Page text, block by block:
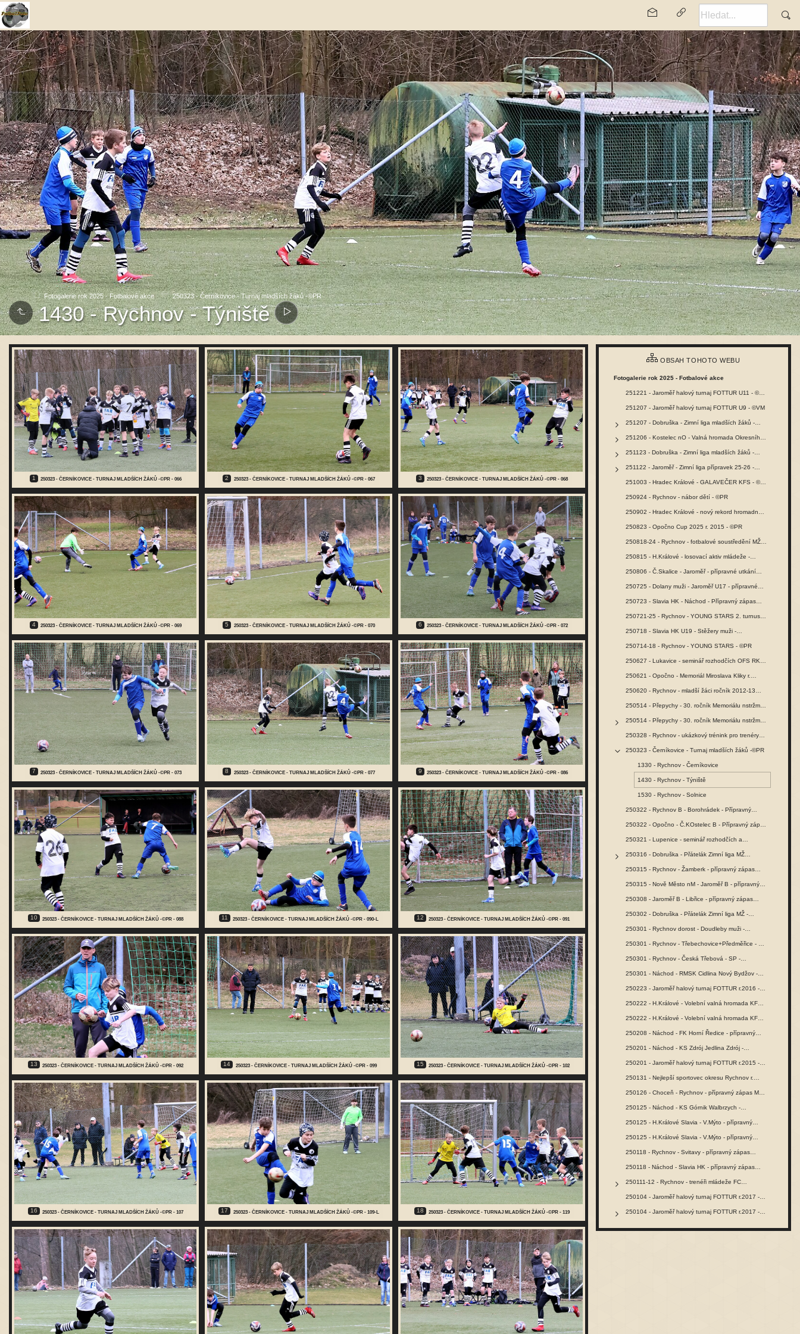
Fotogalerie rok 2025 - Fotbalové akce 250323 - Černíkovice - Turnaj mladších žáků -©PR
1430 - Rychnov - Týniště
1 250323 - ČERNÍKOVICE - TURNAJ MLADŠÍCH ŽÁKŮ -©PR - 066 2 250323 - ČERNÍKOVICE - TURNAJ MLADŠÍCH ŽÁKŮ -©PR - 067 3 250323 - ČERNÍKOVICE - TURNAJ MLADŠÍCH ŽÁKŮ -©PR - 068
4 250323 - ČERNÍKOVICE - TURNAJ MLADŠÍCH ŽÁKŮ -©PR - 069 5 250323 - ČERNÍKOVICE - TURNAJ MLADŠÍCH ŽÁKŮ -©PR - 070 6 250323 - ČERNÍKOVICE - TURNAJ MLADŠÍCH ŽÁKŮ -©PR - 072
7 250323 - ČERNÍKOVICE - TURNAJ MLADŠÍCH ŽÁKŮ -©PR - 073 8 250323 - ČERNÍKOVICE - TURNAJ MLADŠÍCH ŽÁKŮ -©PR - 077 9 250323 - ČERNÍKOVICE - TURNAJ MLADŠÍCH ŽÁKŮ -©PR - 086
10 250323 - ČERNÍKOVICE - TURNAJ MLADŠÍCH ŽÁKŮ -©PR - 088 11 250323 - ČERNÍKOVICE - TURNAJ MLADŠÍCH ŽÁKŮ -©PR - 090-L 12 250323 - ČERNÍKOVICE - TURNAJ MLADŠÍCH ŽÁKŮ -©PR - 091
13 250323 - ČERNÍKOVICE - TURNAJ MLADŠÍCH ŽÁKŮ -©PR - 092 14 250323 - ČERNÍKOVICE - TURNAJ MLADŠÍCH ŽÁKŮ -©PR - 099 15 250323 - ČERNÍKOVICE - TURNAJ MLADŠÍCH ŽÁKŮ -©PR - 102
16 250323 - ČERNÍKOVICE - TURNAJ MLADŠÍCH ŽÁKŮ -©PR - 107 17 250323 - ČERNÍKOVICE - TURNAJ MLADŠÍCH ŽÁKŮ -©PR - 109-L 18 250323 - ČERNÍKOVICE - TURNAJ MLADŠÍCH ŽÁKŮ -©PR - 119
OBSAH TOHOTO WEBU
Fotogalerie rok 2025 - Fotbalové akce
251221 - Jaroměř halový turnaj FOTTUR U11 - ©VM
251207 - Jaroměř halový turnaj FOTTUR U9 - ©VM
251207 - Dobruška - Zimní liga mladších žáků -…
251123 - Dobruška - Zimní liga mladších žáků -…
251122 - Jaroměř - Zimní liga přípravek 25-26 -…
251003 - Hradec Králové - GALAVEČER KFS - ©PR
250924 - Rychnov - nábor dětí - ©PR
250823 - Opočno Cup 2025 r. 2015 - ©PR
250818-24 - Rychnov - fotbalové soustředění MŽ -…
250815 - H.Králové - losovací aktiv mládeže -…
250806 - Č.Skalice - Jaroměř - přípravné utkání…
250725 - Dolany muži - Jaroměř U17 - přípravné…
250723 - Slavia HK - Náchod - Přípravný zápas…
250721-25 - Rychnov - YOUNG STARS 2. turnus -…
250718 - Slavia HK U19 - Stěžery muži -…
250714-18 - Rychnov - YOUNG STARS - ©PR
250621 - Opočno - Memoriál Miroslava Kliky r.…
250620 - Rychnov - mladší žáci ročník 2012-13…
250514 - Přepychy - 30. ročník Memoriálu nstržm.…
250514 - Přepychy - 30. ročník Memoriálu nstržm.…
250328 - Rychnov - ukázkový trénink pro trenéry…
250323 - Černíkovice - Turnaj mladších žáků -©PR
1330 - Rychnov - Černíkovice
1430 - Rychnov - Týniště
1530 - Rychnov - Solnice
250322 - Rychnov B - Borohrádek - Přípravný…
250321 - Lupenice - seminář rozhodčích a…
250316 - Dobruška - Přátelák Zimní liga MŽ…
250315 - Rychnov - Žamberk - přípravný zápas…
250315 - Nově Město nM - Jaroměř B - přípravný…
250308 - Jaroměř B - Libřice - přípravný zápas…
250302 - Dobruška - Přátelák Zimní liga MŽ -…
250301 - Rychnov dorost - Doudleby muži -…
250301 - Rychnov - Česká Třebová - SP -…
250301 - Náchod - RMSK Cidlina Nový Bydžov -…
250223 - Jaroměř halový turnaj FOTTUR r.2016 -…
250222 - H.Králové - Volební valná hromada KFS…
250222 - H.Králové - Volební valná hromada KFS…
250208 - Náchod - FK Horní Ředice - přípravný…
250201 - Náchod - KS Zdrój Jedlina Zdrój -…
250201 - Jaroměř halový turnaj FOTTUR r.2015 -…
250131 - Nejlepší sportovec okresu Rychnov r.…
250126 - Choceň - Rychnov - přípravný zápas MŽ -…
250125 - Náchod - KS Górnik Walbrzych -…
250125 - H.Králové Slavia - V.Mýto - přípravný…
250125 - H.Králové Slavia - V.Mýto - přípravný…
250118 - Rychnov - Svitavy - přípravný zápas…
250118 - Náchod - Slavia HK - přípravný zápas…
250111-12 - Rychnov - trenéři mládeže FC…
250104 - Jaroměř halový turnaj FOTTUR r.2017 -…
250104 - Jaroměř halový turnaj FOTTUR r.2017 -…